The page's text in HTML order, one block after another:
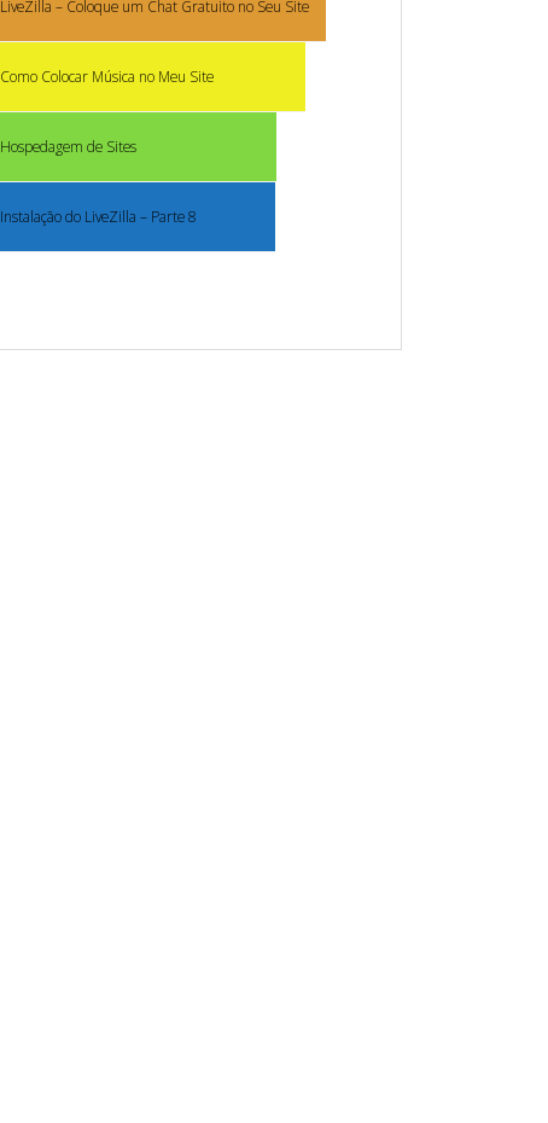
LiveZilla – Coloque um Chat Gratuito no Seu Site
Como Colocar Música no Meu Site
Hospedagem de Sites
Instalação do LiveZilla – Parte 8